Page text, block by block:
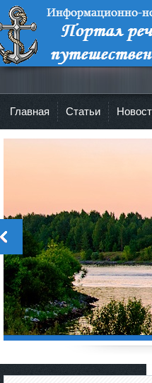
Портал речных
Главная Cтатьи